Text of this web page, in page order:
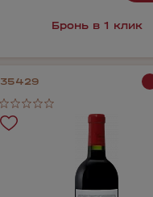
Бронь в 1 клик
35429